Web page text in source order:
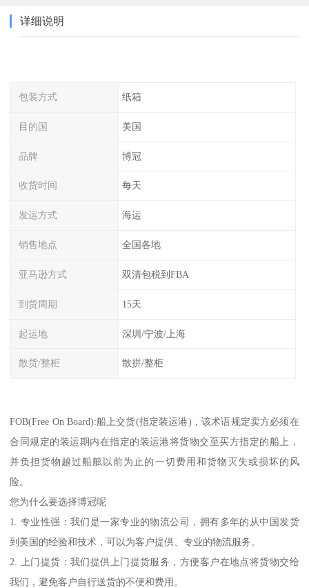
详细说明
包装方式 纸箱
目的国 美国
品牌 博冠
收货时间 每天
发运方式 海运
销售地点 全国各地
亚马逊方式 双清包税到FBA
到货周期 15天
起运地 深圳/宁波/上海
散货/整柜 散拼/整柜
FOB(Free On Board):船上交货(指定装运港)，该术语规定卖方必须在
合同规定的装运期内在指定的装运港将货物交至买方指定的船上，
并负担货物越过船舷以前为止的一切费用和货物灭失或损坏的风
险。
您为什么要选择博冠呢
1. 专业性强：我们是一家专业的物流公司，拥有多年的从中国发货
到美国的经验和技术，可以为客户提供、专业的物流服务。
2. 上门提货：我们提供上门提货服务，方便客户在地点将货物交给
我们，避免客户自行送货的不便和费用。